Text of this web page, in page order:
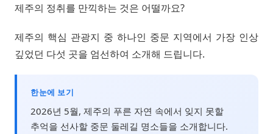
제주의 정취를 만끽하는 것은 어떨까요?
제주의 핵심 관광지 중 하나인 중문 지역에서 가장 인상
깊었던 다섯 곳을 엄선하여 소개해 드립니다.
한눈에 보기
2026년 5월, 제주의 푸른 자연 속에서 잊지 못할
추억을 선사할 중문 둘레길 명소들을 소개합니다.